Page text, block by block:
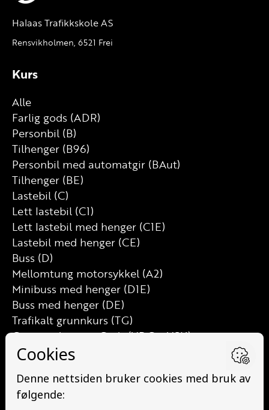
Halaas Trafikkskole AS
Rensvikholmen, 6521 Frei
Kurs
Alle
Farlig gods (ADR)
Personbil (B)
Tilhenger (B96)
Personbil med automatgir (BAut)
Tilhenger (BE)
Lastebil (C)
Lett lastebil (C1)
Lett lastebil med henger (C1E)
Lastebil med henger (CE)
Buss (D)
Mellomtung motorsykkel (A2)
Minibuss med henger (D1E)
Buss med henger (DE)
Trafikalt grunnkurs (TG)
Grunnutdanning Gods (YDG – YSK)
Grunnutdanning Person (YDP – YSK)
YSK Gods etterutdanning (EYDG)
Nettbasert teorikurs (Teorikurs)